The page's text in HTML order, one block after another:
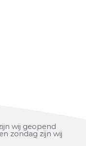
wij geopend
zondag zijn wij